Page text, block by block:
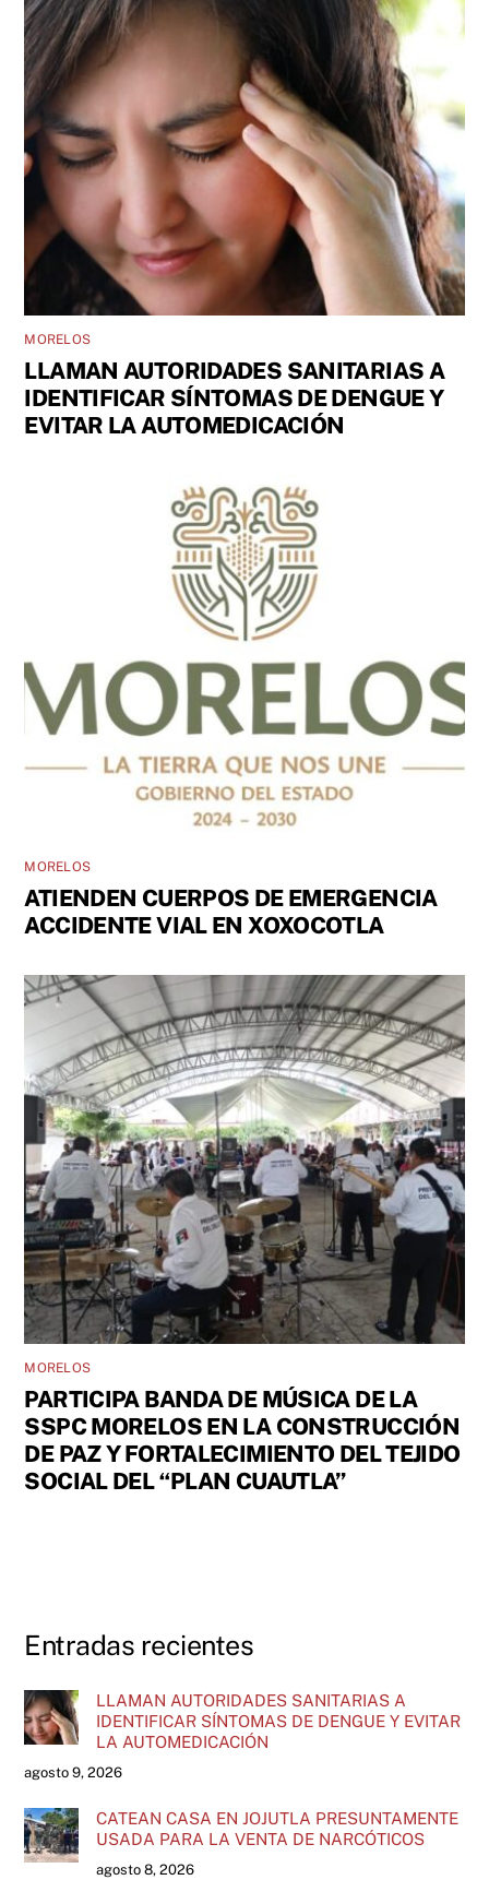
MORELOS
LLAMAN AUTORIDADES SANITARIAS A
IDENTIFICAR SÍNTOMAS DE DENGUE Y
EVITAR LA AUTOMEDICACIÓN
MORELOS
ATIENDEN CUERPOS DE EMERGENCIA
ACCIDENTE VIAL EN XOXOCOTLA
MORELOS
PARTICIPA BANDA DE MÚSICA DE LA
SSPC MORELOS EN LA CONSTRUCCIÓN
DE PAZ Y FORTALECIMIENTO DEL TEJIDO
SOCIAL DEL “PLAN CUAUTLA”
Entradas recientes
LLAMAN AUTORIDADES SANITARIAS A
IDENTIFICAR SÍNTOMAS DE DENGUE Y EVITAR
LA AUTOMEDICACIÓN
agosto 9, 2026
CATEAN CASA EN JOJUTLA PRESUNTAMENTE
USADA PARA LA VENTA DE NARCÓTICOS
agosto 8, 2026